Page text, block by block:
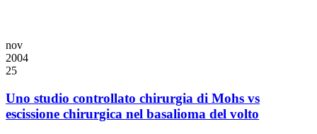
nov
2004
25
Uno studio controllato chirurgia di Mohs vs
escissione chirurgica nel basalioma del volto